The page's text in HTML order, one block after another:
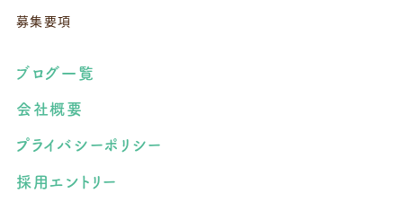
募集要項
ブログ一覧
会社概要
プライバシーポリシー
採用エントリー